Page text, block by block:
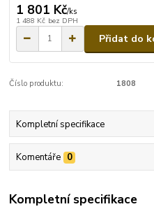
1 801 Kč/ks
1 488 Kč bez DPH
Přidat do
Číslo produktu: 1808
Kompletní specifikace
Komentáře 0
Kompletní specifikace